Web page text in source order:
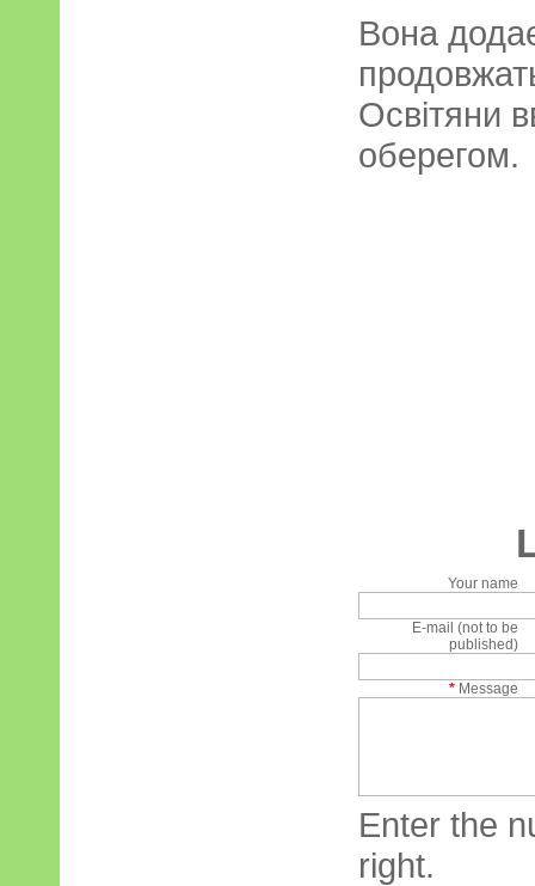
Вона
Освітяни
оберегом.
Your name
E-mail (not to be
published)
* Message
Enter the
right.